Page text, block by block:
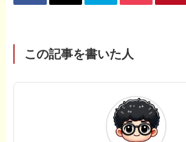
この記事を書いた人